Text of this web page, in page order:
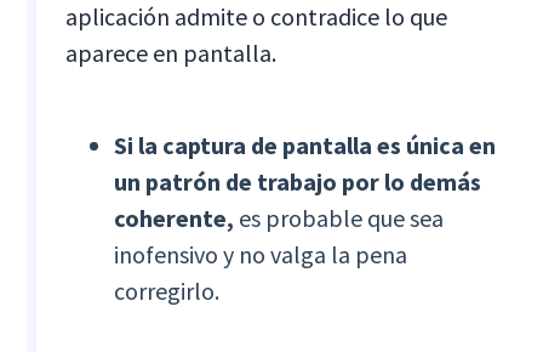
aplicación admite o contradice lo que
aparece en pantalla.
Si la captura de pantalla es única en
un patrón de trabajo por lo demás
coherente, es probable que sea
inofensivo y no valga la pena
corregirlo.